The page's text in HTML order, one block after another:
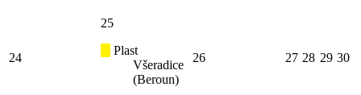
24
25
Plast
Všeradice
(Beroun)
26 27 28 29 30